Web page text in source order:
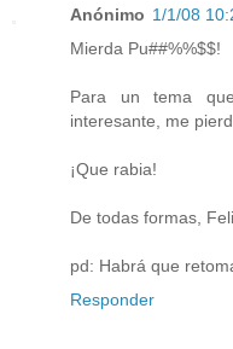
Anónimo 1/1/08
Mierda Pu##%%$$!
Para un tema
interesante, me
¡Que rabia!
De todas formas,
pd: Habrá que
Responder